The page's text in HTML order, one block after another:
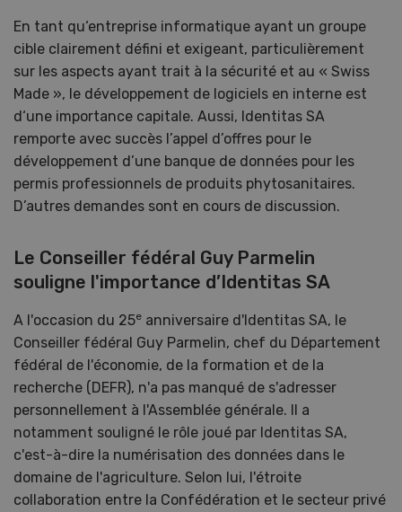
En tant qu‘entreprise informatique ayant un groupe
cible clairement défini et exigeant, particulièrement
sur les aspects ayant trait à la sécurité et au « Swiss
Made », le développement de logiciels en interne est
d‘une importance capitale. Aussi, Identitas SA
remporte avec succès l’appel d’offres pour le
développement d’une banque de données pour les
permis professionnels de produits phytosanitaires.
D’autres demandes sont en cours de discussion.
Le Conseiller fédéral Guy Parmelin
souligne l'importance d’Identitas SA
A l'occasion du 25e anniversaire d'Identitas SA, le
Conseiller fédéral Guy Parmelin, chef du Département
fédéral de l'économie, de la formation et de la
recherche (DEFR), n'a pas manqué de s'adresser
personnellement à l'Assemblée générale. Il a
notamment souligné le rôle joué par Identitas SA,
c'est-à-dire la numérisation des données dans le
domaine de l'agriculture. Selon lui, l'étroite
collaboration entre la Confédération et le secteur privé